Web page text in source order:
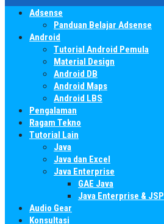
Adsense
Panduan Belajar Adsense
Android
Tutorial Android Pemula
Material Design
Android DB
Android Maps
Android LBS
Pengalaman
Ragam Tekno
Tutorial Lain
Java
Java dan Excel
Java Enterprise
GAE Java
Java Enterprise & JSP
Audio Gear
Konsultasi